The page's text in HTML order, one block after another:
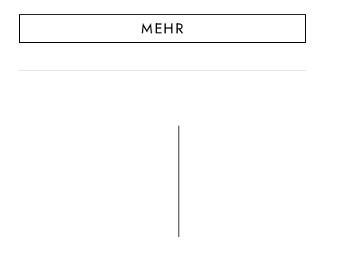
MEHR